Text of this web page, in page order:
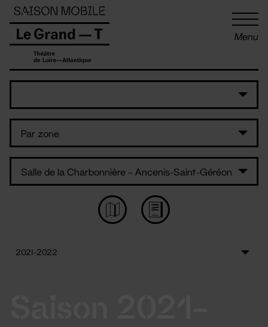
Menu
Panneau de gestion des cookies